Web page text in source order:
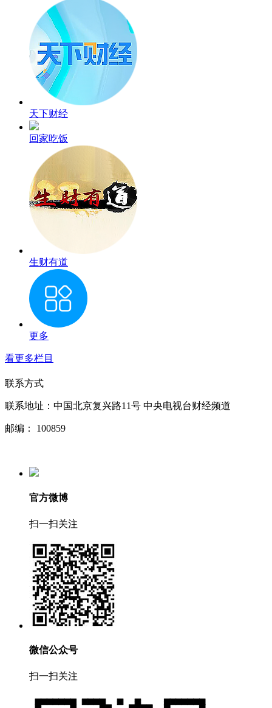
天下财经
回家吃饭
生财有道
更多
看更多栏目
联系方式
联系地址： 中国北京复兴路11号 中央电视台财经频道
邮编： 100859
官方微博
扫一扫关注
微信公众号
扫一扫关注